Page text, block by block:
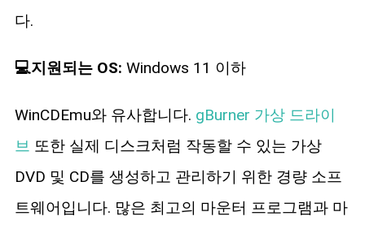
다.
💻지원되는 OS: Windows 11 이하
WinCDEmu와 유사합니다. gBurner 가상 드라이
브 또한 실제 디스크처럼 작동할 수 있는 가상
DVD 및 CD를 생성하고 관리하기 위한 경량 소프
트웨어입니다. 많은 최고의 마운터 프로그램과 마